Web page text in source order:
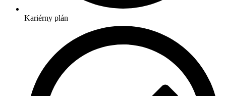
Kariérny plán